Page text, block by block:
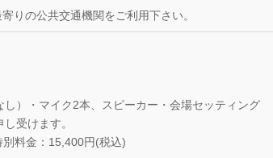
りの公共交通機関をご利用下さい。
し）・マイク2本、スピーカー・会場セッティング
受けます。
料金：15,400円(税込)